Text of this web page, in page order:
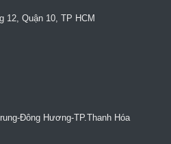
12, Quận 10, TP HCM
Đông Hương-TP.Thanh Hóa